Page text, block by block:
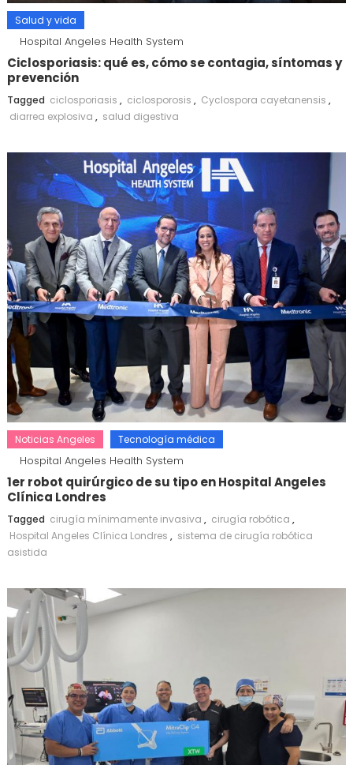
Salud y vida
Hospital Angeles Health System
Ciclosporiasis: qué es, cómo se contagia, síntomas y
prevención
Tagged ciclosporiasis , ciclosporosis , Cyclospora cayetanensis ,
diarrea explosiva , salud digestiva
Noticias Angeles Tecnología médica
Hospital Angeles Health System
1er robot quirúrgico de su tipo en Hospital Angeles
Clínica Londres
Tagged cirugía mínimamente invasiva , cirugía robótica ,
Hospital Angeles Clínica Londres , sistema de cirugía robótica
asistida